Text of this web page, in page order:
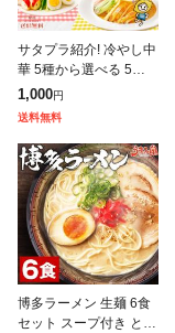
サタプラ紹介! 冷やし中
華 5種から選べる 5食 6
食 レモンちゃん シーク
ワーサーちゃん うめね
プレミ
1,000円
送料無料
博多ラーメン 生麺 6食
セット スープ付き とん